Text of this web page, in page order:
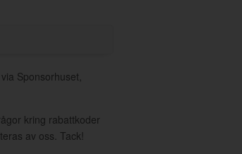
Sponsorhuset,
kring rabattkoder
av oss. Tack!